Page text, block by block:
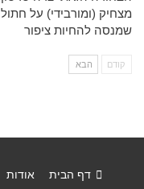
מצחיק (ומורבידי) על חתול
שמנסה להחיות ציפור
קודם הבא
דף הבית אודות